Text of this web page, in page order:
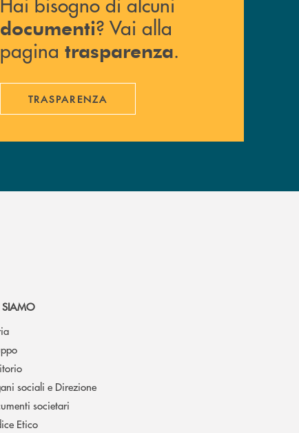
documenti? Vai alla
pagina trasparenza.
TRASPARENZA
SIAMO
sociali e Direzione
societari
Etico